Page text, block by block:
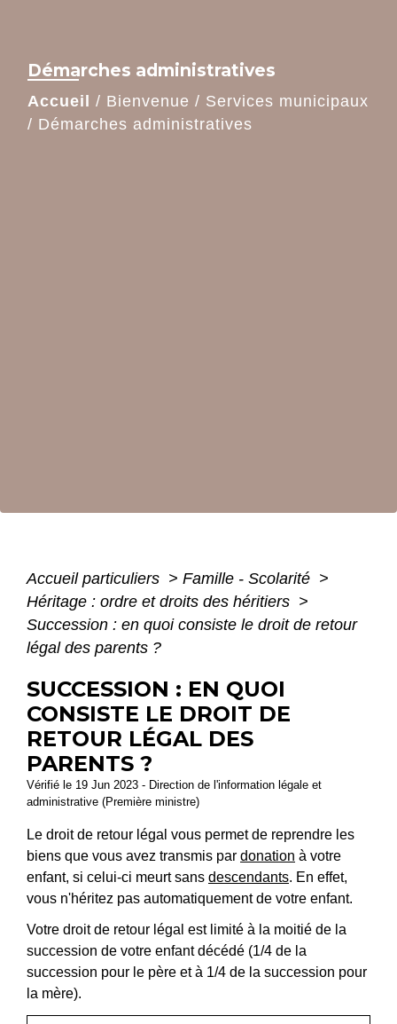
Démarches administratives
Accueil / Bienvenue / Services municipaux
/ Démarches administratives
Accueil particuliers > Famille - Scolarité >
Héritage : ordre et droits des héritiers >
Succession : en quoi consiste le droit de retour
légal des parents ?
SUCCESSION : EN QUOI
CONSISTE LE DROIT DE
RETOUR LÉGAL DES
PARENTS ?
Vérifié le 19 Jun 2023 - Direction de l'information légale et
administrative (Première ministre)
Le droit de retour légal vous permet de reprendre les
biens que vous avez transmis par donation à votre
enfant, si celui-ci meurt sans descendants. En effet,
vous n'héritez pas automatiquement de votre enfant.
Votre droit de retour légal est limité à la moitié de la
succession de votre enfant décédé (1/4 de la
succession pour le père et à 1/4 de la succession pour
la mère).